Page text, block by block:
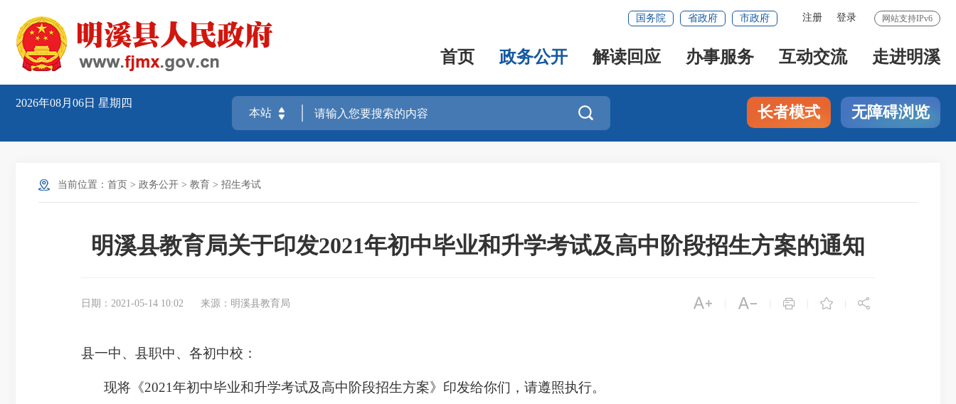
网站支持IPv6
注册 登录
国务院 省政府 市政府
首页 政务公开 解读回应 办事服务 互动交流 走进明溪
2026年08月06日 星期四
 长者模式 无障碍浏览
当前位置： 首页 > 政务公开 > 教育 > 招生考试
明溪县教育局关于印发2021年初中毕业和升学考试及高中阶段招生方案的通知
日期：2021-05-14 10:02 来源：明溪县教育局     
县一中、县职中、各初中校：
现将《2021年初中毕业和升学考试及高中阶段招生方案》印发给你们，请遵照执行。